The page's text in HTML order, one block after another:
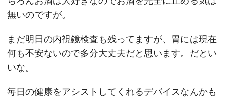
無いのですが。
まだ明日の内視鏡検査も残ってますが、胃には現在
何も不安ないので多分大丈夫だと思います。だとい
いな。
毎日の健康をアシストしてくれるデバイスなんかも